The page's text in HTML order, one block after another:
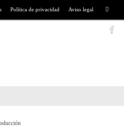
Política de privacidad Aviso legal